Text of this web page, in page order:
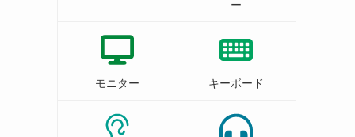
ー
モニター キーボード